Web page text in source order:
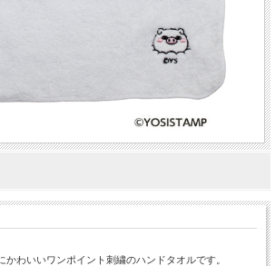
かわいいワンポイント刺繍のハンドタオルです。